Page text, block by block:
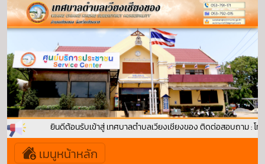
ยินดีต้อนรับเข้าสู่ เทศบาลตำบลเวียงเชียงของ ติดต่อสอบถาม : โท
เมนูหน้าหลัก